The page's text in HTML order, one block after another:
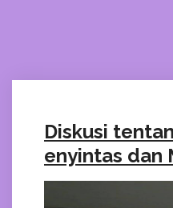
Diskusi
enyintas dan